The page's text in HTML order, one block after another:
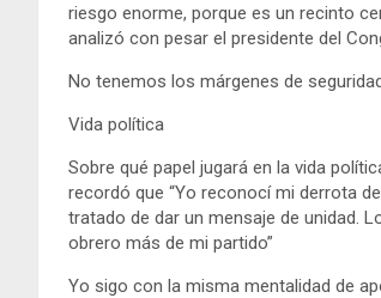
riesgo enorme, porque es un recinto
analizó con pesar el presidente del
No tenemos los márgenes de
Vida política
Sobre qué papel jugará en la vida
recordó que “Yo reconocí mi derrota
tratado de dar un mensaje de unidad.
obrero más de mi partido”
Yo sigo con la misma mentalidad de